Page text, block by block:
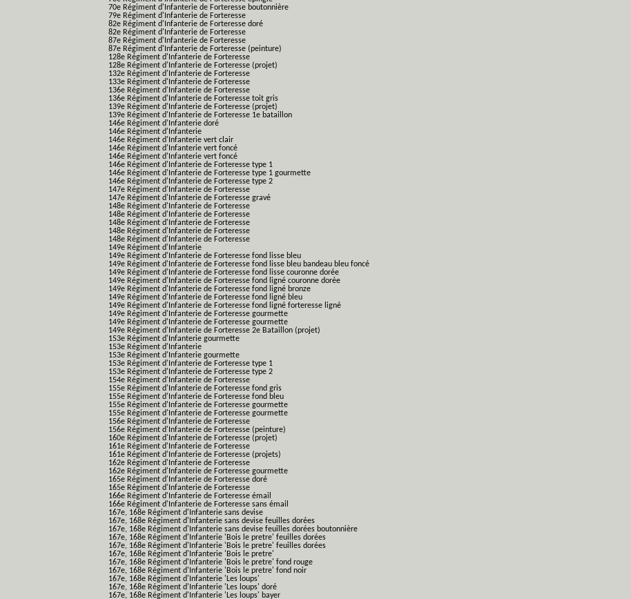
70e Régiment d'Infanterie de Forteresse boutonnière
79e Régiment d'Infanterie de Forteresse
82e Régiment d'Infanterie de Forteresse doré
82e Régiment d'Infanterie de Forteresse
87e Régiment d'Infanterie de Forteresse
87e Régiment d'Infanterie de Forteresse (peinture)
128e Régiment d'Infanterie de Forteresse
128e Régiment d'Infanterie de Forteresse (projet)
132e Régiment d'Infanterie de Forteresse
133e Régiment d'Infanterie de Forteresse
136e Régiment d'Infanterie de Forteresse
136e Régiment d'Infanterie de Forteresse toit gris
139e Régiment d'Infanterie de Forteresse (projet)
139e Régiment d'Infanterie de Forteresse 1e bataillon
146e Régiment d'Infanterie doré
146e Régiment d'Infanterie
146e Régiment d'Infanterie vert clair
146e Régiment d'Infanterie vert foncé
146e Régiment d'Infanterie vert foncé
146e Régiment d'Infanterie de Forteresse type 1
146e Régiment d'Infanterie de Forteresse type 1 gourmette
146e Régiment d'Infanterie de Forteresse type 2
147e Régiment d'Infanterie de Forteresse
147e Régiment d'Infanterie de Forteresse gravé
148e Régiment d'Infanterie de Forteresse
148e Régiment d'Infanterie de Forteresse
148e Régiment d'Infanterie de Forteresse
148e Régiment d'Infanterie de Forteresse
148e Régiment d'Infanterie de Forteresse
149e Régiment d'Infanterie
149e Régiment d'Infanterie de Forteresse fond lisse bleu
149e Régiment d'Infanterie de Forteresse fond lisse bleu bandeau bleu foncé
149e Régiment d'Infanterie de Forteresse fond lisse couronne dorée
149e Régiment d'Infanterie de Forteresse fond ligné couronne dorée
149e Régiment d'Infanterie de Forteresse fond ligné bronze
149e Régiment d'Infanterie de Forteresse fond ligné bleu
149e Régiment d'Infanterie de Forteresse fond ligné forteresse ligné
149e Régiment d'Infanterie de Forteresse gourmette
149e Régiment d'Infanterie de Forteresse gourmette
149e Régiment d'Infanterie de Forteresse 2e Bataillon (projet)
153e Régiment d'Infanterie gourmette
153e Régiment d'Infanterie
153e Régiment d'Infanterie gourmette
153e Régiment d'Infanterie de Forteresse type 1
153e Régiment d'Infanterie de Forteresse type 2
154e Régiment d'Infanterie de Forteresse
155e Régiment d'Infanterie de Forteresse fond gris
155e Régiment d'Infanterie de Forteresse fond bleu
155e Régiment d'Infanterie de Forteresse gourmette
155e Régiment d'Infanterie de Forteresse gourmette
156e Régiment d'Infanterie de Forteresse
156e Régiment d'Infanterie de Forteresse (peinture)
160e Régiment d'Infanterie de Forteresse (projet)
161e Régiment d'Infanterie de Forteresse
161e Régiment d'Infanterie de Forteresse (projets)
162e Régiment d'Infanterie de Forteresse
162e Régiment d'Infanterie de Forteresse gourmette
165e Régiment d'Infanterie de Forteresse doré
165e Régiment d'Infanterie de Forteresse
166e Régiment d'Infanterie de Forteresse émail
166e Régiment d'Infanterie de Forteresse sans émail
167e, 168e Régiment d'Infanterie sans devise
167e, 168e Régiment d'Infanterie sans devise feuilles dorées
167e, 168e Régiment d'Infanterie sans devise feuilles dorées boutonnière
167e, 168e Régiment d'Infanterie 'Bois le pretre' feuilles dorées
167e, 168e Régiment d'Infanterie 'Bois le pretre' feuilles dorées
167e, 168e Régiment d'Infanterie 'Bois le pretre'
167e, 168e Régiment d'Infanterie 'Bois le pretre' fond rouge
167e, 168e Régiment d'Infanterie 'Bois le pretre' fond noir
167e, 168e Régiment d'Infanterie 'Les loups'
167e, 168e Régiment d'Infanterie 'Les loups' doré
167e, 168e Régiment d'Infanterie 'Les loups' bayer